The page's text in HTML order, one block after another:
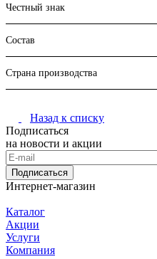
Честный знак
Состав
Страна производства
Назад к списку
Подписаться
на новости и акции
Подписаться
Интернет-магазин
Каталог
Акции
Услуги
Компания